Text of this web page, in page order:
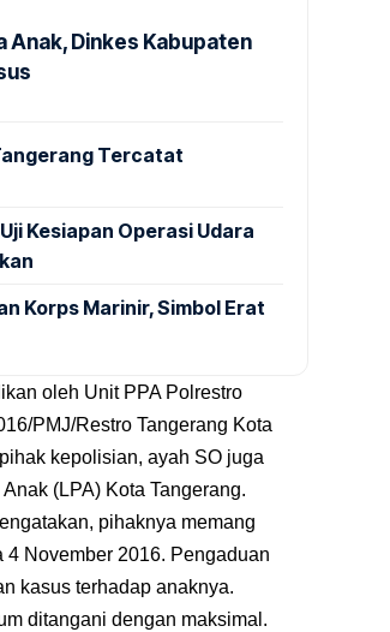
Anak, Dinkes Kabupaten
Tercatat
Kesiapan Operasi Udara
Korps Marinir, Simbol Erat
oleh Unit PPA Polrestro
PMJ/Restro Tangerang Kota
kepolisian, ayah SO juga
(LPA) Kota Tangerang.
pihaknya memang
November 2016. Pengaduan
kasus terhadap anaknya.
ditangani dengan maksimal.